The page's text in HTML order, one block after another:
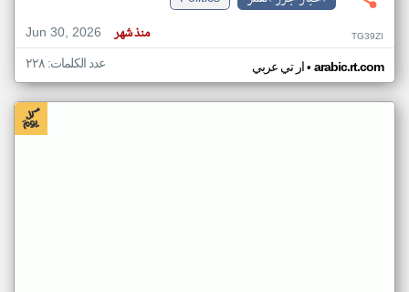
Jun 30, 2026
منذ شهر TG39ZI
ار تي عربي• arabic.rt.com عدد الكلمات: ٢٢٨